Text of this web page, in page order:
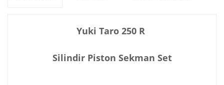
Yuki Taro 250 R
Silindir Piston Sekman Set